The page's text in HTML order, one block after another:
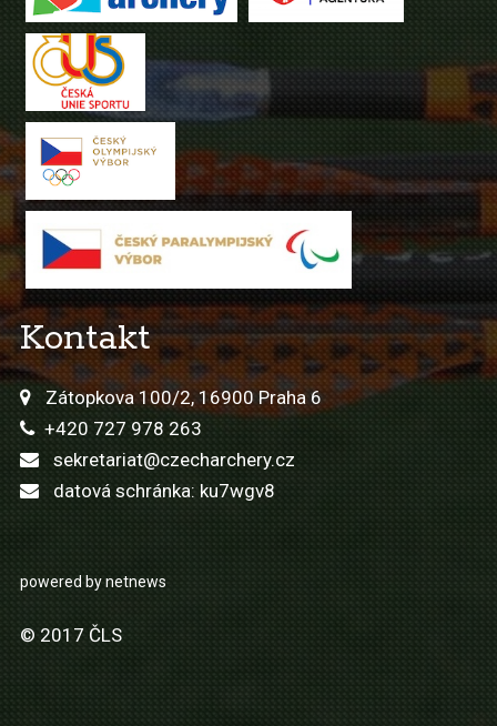
Kontakt
Zátopkova 100/2, 16900 Praha 6
+420 727 978 263
sekretariat@czecharchery.cz
datová schránka: ku7wgv8
powered by netnews
© 2017 ČLS